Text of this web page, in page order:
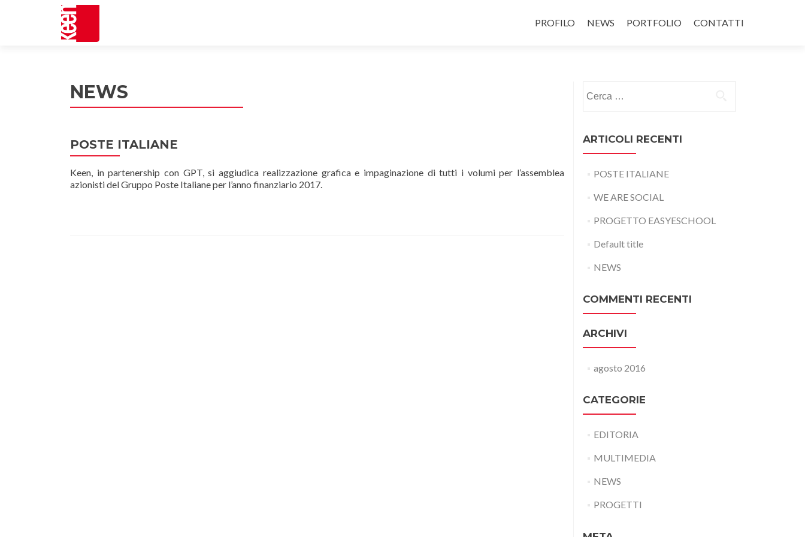
PROFILO NEWS PORTFOLIO CONTATTI
NEWS
POSTE ITALIANE
Keen, in partenership con GPT, si aggiudica realizzazione grafica e impaginazione di tutti i volumi per l’assemblea
azionisti del Gruppo Poste Italiane per l’anno finanziario 2017.
ARTICOLI RECENTI
POSTE ITALIANE
WE ARE SOCIAL
PROGETTO EASYESCHOOL
Default title
NEWS
COMMENTI RECENTI
ARCHIVI
agosto 2016
CATEGORIE
EDITORIA
MULTIMEDIA
NEWS
PROGETTI